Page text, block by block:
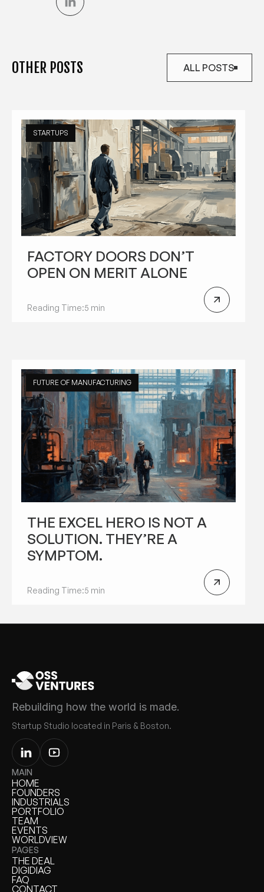
OTHER POSTS
ALL POSTS
STARTUPS
FACTORY DOORS DON’T
OPEN ON MERIT ALONE
Reading Time:5 min
FUTURE OF MANUFACTURING
THE EXCEL HERO IS NOT A
SOLUTION. THEY’RE A
SYMPTOM.
Reading Time:5 min
Rebuilding how the world is made.
Startup Studio located in Paris & Boston.
MAIN
HOME
HOME
FOUNDERS
FOUNDERS
INDUSTRIALS
INDUSTRIALS
PORTFOLIO
PORTFOLIO
TEAM
TEAM
EVENTS
EVENTS
WORLDVIEW
WORLDVIEW
PAGES
THE DEAL
THE DEAL
DIGIDIAG
DIGIDIAG
FAQ
FAQ
CONTACT